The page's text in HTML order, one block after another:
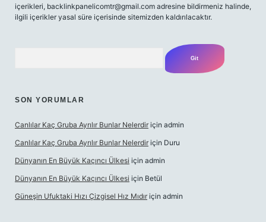
içerikleri, backlinkpanelicomtr@gmail.com adresine bildirmeniz halinde,
ilgili içerikler yasal süre içerisinde sitemizden kaldırılacaktır.
SON YORUMLAR
Canlılar Kaç Gruba Ayrılır Bunlar Nelerdir için admin
Canlılar Kaç Gruba Ayrılır Bunlar Nelerdir için Duru
Dünyanın En Büyük Kaçıncı Ülkesi için admin
Dünyanın En Büyük Kaçıncı Ülkesi için Betül
Güneşin Ufuktaki Hızı Çizgisel Hız Mıdır için admin